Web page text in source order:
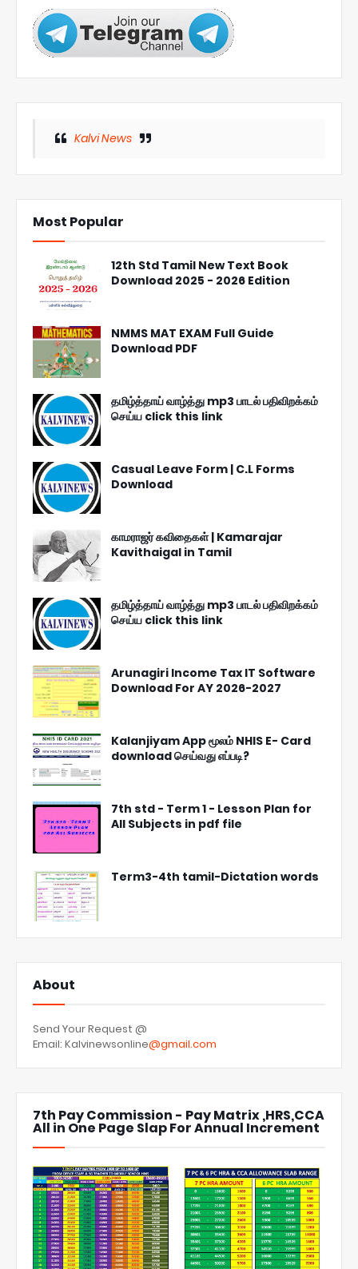
Kalvi News
Most Popular
12th Std Tamil New Text Book
Download 2025 - 2026 Edition
NMMS MAT EXAM Full Guide
Download PDF
தமிழ்த்தாய் வாழ்த்து mp3 பாடல் பதிவிறக்கம்
செய்ய click this link
Casual Leave Form | C.L Forms
Download
காமராஜர் கவிதைகள் | Kamarajar
Kavithaigal in Tamil
தமிழ்த்தாய் வாழ்த்து mp3 பாடல் பதிவிறக்கம்
செய்ய click this link
Arunagiri Income Tax IT Software
Download For AY 2026-2027
Kalanjiyam App மூலம் NHIS E- Card
download செய்வது எப்படி?
7th std - Term 1 - Lesson Plan for
All Subjects in pdf file
Term3-4th tamil-Dictation words
About
Send Your Request @
Email: Kalvinewsonline@gmail.com
7th Pay Commission - Pay Matrix ,HRS,CCA
All in One Page Slap For Annual Increment